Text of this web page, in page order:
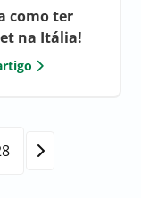
como ter
na Itália!